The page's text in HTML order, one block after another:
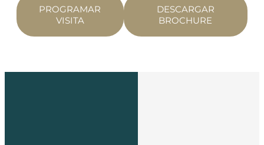
PROGRAMAR
VISITA
DESCARGAR
BROCHURE